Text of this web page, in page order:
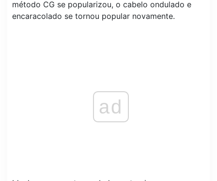
método CG se popularizou, o cabelo ondulado e
encaracolado se tornou popular novamente.
ad